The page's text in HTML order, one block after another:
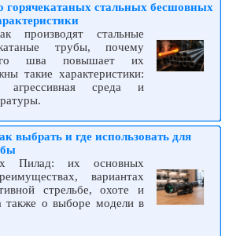
горячекатаных стальных бесшовных
производят стальные
трубы, почему
шва повышает их
такие характеристики:
агрессивная среда и
выбрать и где использовать для
Пилад: их основных
вариантах
стрельбе, охоте и
также о выборе модели в